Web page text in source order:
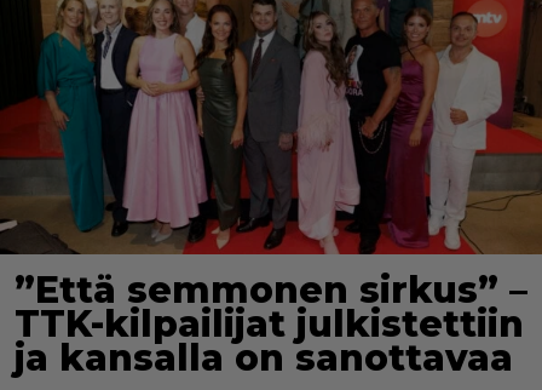
”Että semmonen sirkus” –
TTK-kilpailijat julkistettiin
ja kansalla on sanottavaa